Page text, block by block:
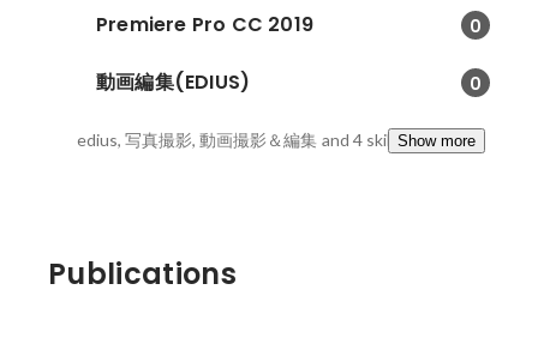
Premiere Pro CC 2019 0
動画編集(EDIUS) 0
edius, 写真撮影, 動画撮影＆編集 and 4 skillsShow more
Publications